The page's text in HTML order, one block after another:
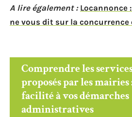
A lire également : Locannonce
ne vous dit sur la
Comprendre les
proposés par les mairies
facilité à vos démarches
administratives